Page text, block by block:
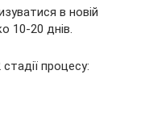
в новій
10-20 днів.
процесу: